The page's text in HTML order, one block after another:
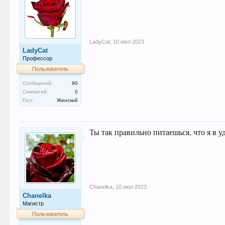
LadyCat
Профессор
Пользователь
Сообщений:
90
Симпатий:
0
Пол:
Женский
LadyCat 10 июл 2023
Chanelka
Магистр
Пользователь
Ты так правильно питаешься, что я в
Chanelka 10 июл 2023